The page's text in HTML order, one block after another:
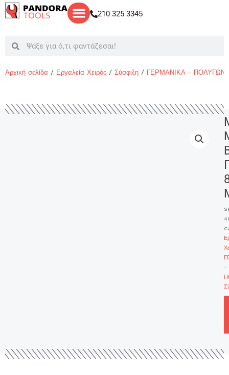
Μετάβαση
στο
210 325 3345
SearchSearch
Αρχική σελίδα / Εργαλεία Χειρός / Σύσφιξη / ΓΕΡΜΑΝΙΚΑ -
-